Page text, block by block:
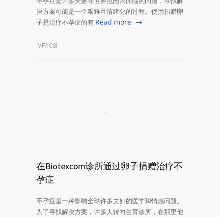
决方案可能是一个艰难且情绪化的过程。使用捐赠卵
子是治疗不孕症的有 Read more
IVF/ICSI
在Biotexcom诊所通过卵子捐赠治疗不
孕症
不孕症是一种影响全球许多夫妇的医学和情感问题。
为了寻找解决方案，许多人转向生育诊所，在那里他